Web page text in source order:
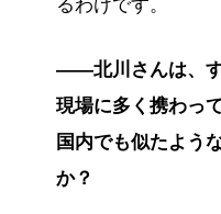
るわけです。
――北川さんは、
現場に多く携わっ
国内でも似たよう
か？